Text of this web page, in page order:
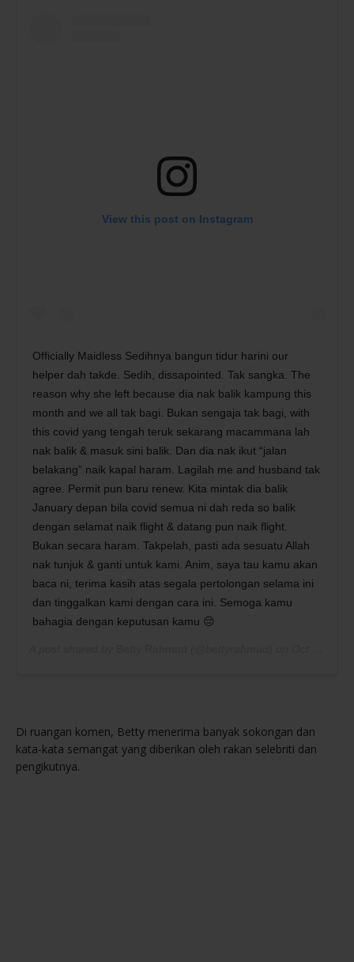
View this post on Instagram
Officially Maidless Sedihnya bangun tidur harini our
helper dah takde. Sedih, dissapointed. Tak sangka. The
reason why she left because dia nak balik kampung this
month and we all tak bagi. Bukan sengaja tak bagi, with
this covid yang tengah teruk sekarang macammana lah
nak balik & masuk sini balik. Dan dia nak ikut “jalan
belakang” naik kapal haram. Lagilah me and husband tak
agree. Permit pun baru renew. Kita mintak dia balik
January depan bila covid semua ni dah reda so balik
dengan selamat naik flight & datang pun naik flight.
Bukan secara haram. Takpelah, pasti ada sesuatu Allah
nak tunjuk & ganti untuk kami. Anim, saya tau kamu akan
baca ni, terima kasih atas segala pertolongan selama ini
dan tinggalkan kami dengan cara ini. Semoga kamu
bahagia dengan keputusan kamu 😔
Di ruangan komen, Betty menerima banyak sokongan dan
kata-kata semangat yang diberikan oleh rakan selebriti dan
pengikutnya.